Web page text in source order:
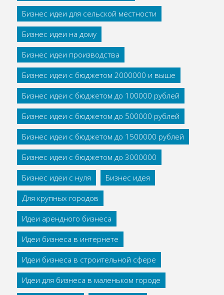
Бизнес идеи для сельской местности
Бизнес идеи на дому
Бизнес идеи производства
Бизнес идеи с бюджетом 2000000 и выше
Бизнес идеи с бюджетом до 100000 рублей
Бизнес идеи с бюджетом до 500000 рублей
Бизнес идеи с бюджетом до 1500000 рублей
Бизнес идеи с бюджетом до 3000000
Бизнес идеи с нуля
Бизнес идея
Для крупных городов
Идеи арендного бизнеса
Идеи бизнеса в интернете
Идеи бизнеса в строительной сфере
Идеи для бизнеса в маленьком городе